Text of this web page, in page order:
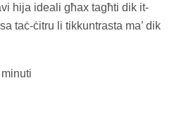
hija ideali għax tagħti dik it-
taċ-ċitru li tikkuntrasta ma’ dik